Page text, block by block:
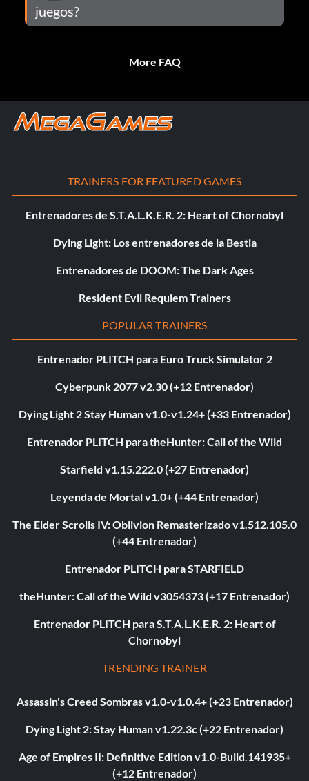
juegos?
More FAQ
TRAINERS FOR FEATURED GAMES
Entrenadores de S.T.A.L.K.E.R. 2: Heart of Chornobyl
Dying Light: Los entrenadores de la Bestia
Entrenadores de DOOM: The Dark Ages
Resident Evil Requiem Trainers
POPULAR TRAINERS
Entrenador PLITCH para Euro Truck Simulator 2
Cyberpunk 2077 v2.30 (+12 Entrenador)
Dying Light 2 Stay Human v1.0-v1.24+ (+33 Entrenador)
Entrenador PLITCH para theHunter: Call of the Wild
Starfield v1.15.222.0 (+27 Entrenador)
Leyenda de Mortal v1.0+ (+44 Entrenador)
The Elder Scrolls IV: Oblivion Remasterizado v1.512.105.0
(+44 Entrenador)
Entrenador PLITCH para STARFIELD
theHunter: Call of the Wild v3054373 (+17 Entrenador)
Entrenador PLITCH para S.T.A.L.K.E.R. 2: Heart of
Chornobyl
TRENDING TRAINER
Assassin's Creed Sombras v1.0-v1.0.4+ (+23 Entrenador)
Dying Light 2: Stay Human v1.22.3c (+22 Entrenador)
Age of Empires II: Definitive Edition v1.0-Build.141935+
(+12 Entrenador)